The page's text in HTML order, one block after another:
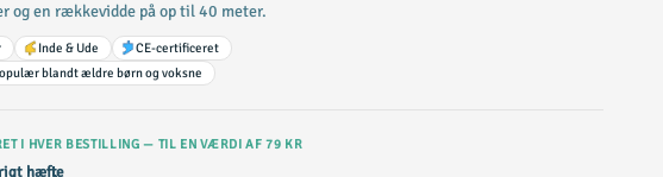
og en rækkevidde på op til 40 meter.
Inde & Ude
CE-certificeret
blandt ældre børn og voksne
I HVER BESTILLING — TIL EN VÆRDI AF 79 KR
hæfte